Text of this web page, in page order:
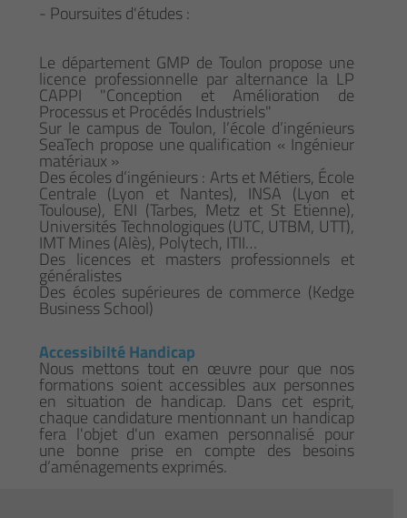
- Poursuites d'études :
Le département GMP de Toulon propose une
licence professionnelle par alternance la LP
CAPPI "Conception et Amélioration de
Processus et Procédés Industriels"
Sur le campus de Toulon, l’école d’ingénieurs
SeaTech propose une qualification « Ingénieur
matériaux »
Des écoles d’ingénieurs : Arts et Métiers, École
Centrale (Lyon et Nantes), INSA (Lyon et
Toulouse), ENI (Tarbes, Metz et St Etienne),
Universités Technologiques (UTC, UTBM, UTT),
IMT Mines (Alès), Polytech, ITII…
Des licences et masters professionnels et
généralistes
Des écoles supérieures de commerce (Kedge
Business School)
Accessibilté Handicap
Nous mettons tout en œuvre pour que nos
formations soient accessibles aux personnes
en situation de handicap. Dans cet esprit,
chaque candidature mentionnant un handicap
fera l'objet d'un examen personnalisé pour
une bonne prise en compte des besoins
d’aménagements exprimés.